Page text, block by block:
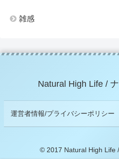
雑感
Natural High Life /
運営者情報/プライバシーポリシー
© 2017 Natural High Life